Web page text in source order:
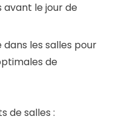
le jour de
les salles pour
de
de salles :